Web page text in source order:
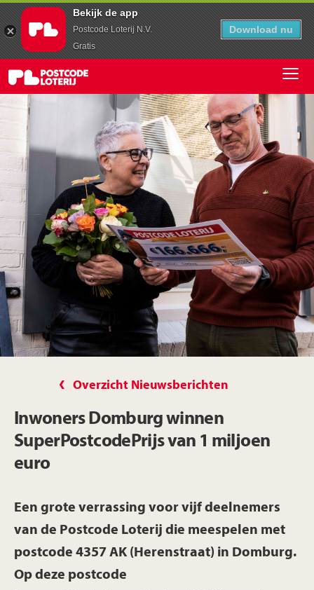
Bekijk de app
Postcode Loterij N.V.
Gratis
Download nu
Overzicht Nieuwsberichten
Inwoners Domburg winnen
SuperPostcodePrijs van 1 miljoen
euro
Een grote verrassing voor vijf deelnemers
van de Postcode Loterij die meespelen met
postcode 4357 AK (Herenstraat) in Domburg.
Op deze postcode